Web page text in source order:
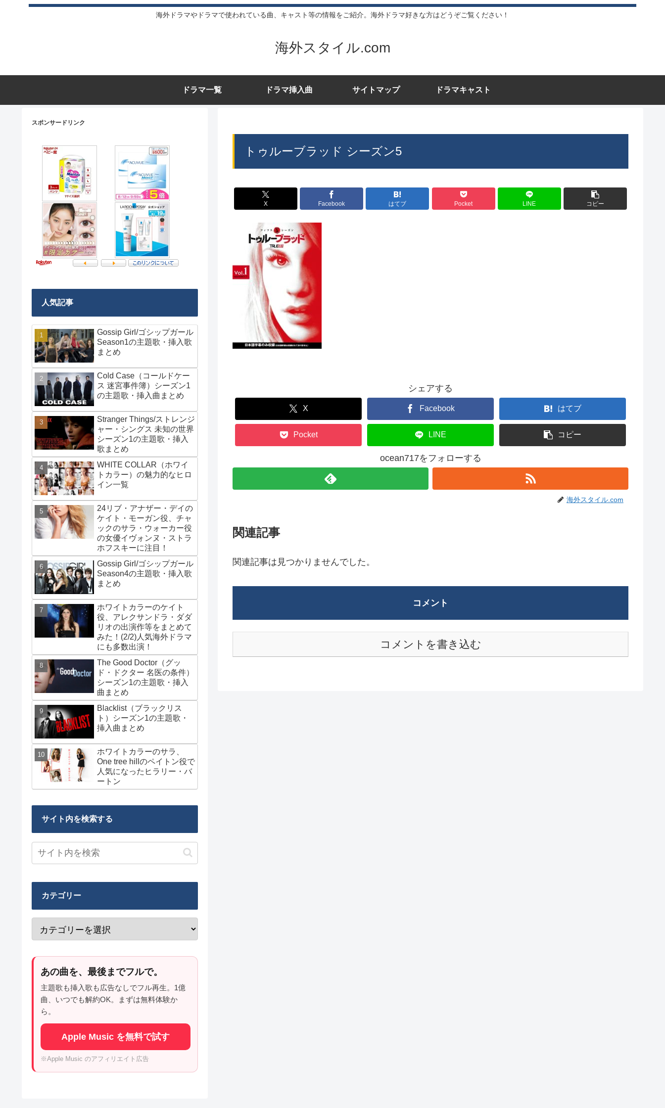
海外ドラマやドラマで使われている曲、キャスト等の情報をご紹介。海外ドラマ好きな方はどうぞご覧ください！
海外スタイル.com
ドラマ一覧 ドラマ挿入曲 サイトマップ ドラマキャスト
トゥルーブラッド シーズン5
X Facebook はてブ Pocket LINE コピー
シェアする
X Facebook はてブ
Pocket LINE コピー
ocean717をフォローする
海外スタイル.com
関連記事
関連記事は見つかりませんでした。
コメント
コメントを書き込む
スポンサードリンク
人気記事
Gossip Girl/ゴシップガール
Season1の主題歌・挿入歌
まとめ
Cold Case（コールドケー
ス 迷宮事件簿）シーズン1
の主題歌・挿入曲まとめ
Stranger Things/ストレンジ
ャー・シングス 未知の世界
シーズン1の主題歌・挿入
歌まとめ
WHITE COLLAR（ホワイ
トカラー）の魅力的なヒロ
イン一覧
24リブ・アナザー・デイの
ケイト・モーガン役、チャ
ックのサラ・ウォーカー役
の女優イヴォンヌ・ストラ
ホフスキーに注目！
Gossip Girl/ゴシップガール
Season4の主題歌・挿入歌
まとめ
ホワイトカラーのケイト
役、アレクサンドラ・ダダ
リオの出演作等をまとめて
みた！(2/2)人気海外ドラマ
にも多数出演！
The Good Doctor（グッ
ド・ドクター 名医の条件）
シーズン1の主題歌・挿入
曲まとめ
Blacklist（ブラックリス
ト）シーズン1の主題歌・
挿入曲まとめ
ホワイトカラーのサラ、
One tree hillのペイトン役で
人気になったヒラリー・バ
ートン
サイト内を検索する
カテゴリー
あの曲を、最後までフルで。
主題歌も挿入歌も広告なしでフル再生。1億
曲、いつでも解約OK。まずは無料体験か
ら。
Apple Music を無料で試す
※Apple Music のアフィリエイト広告